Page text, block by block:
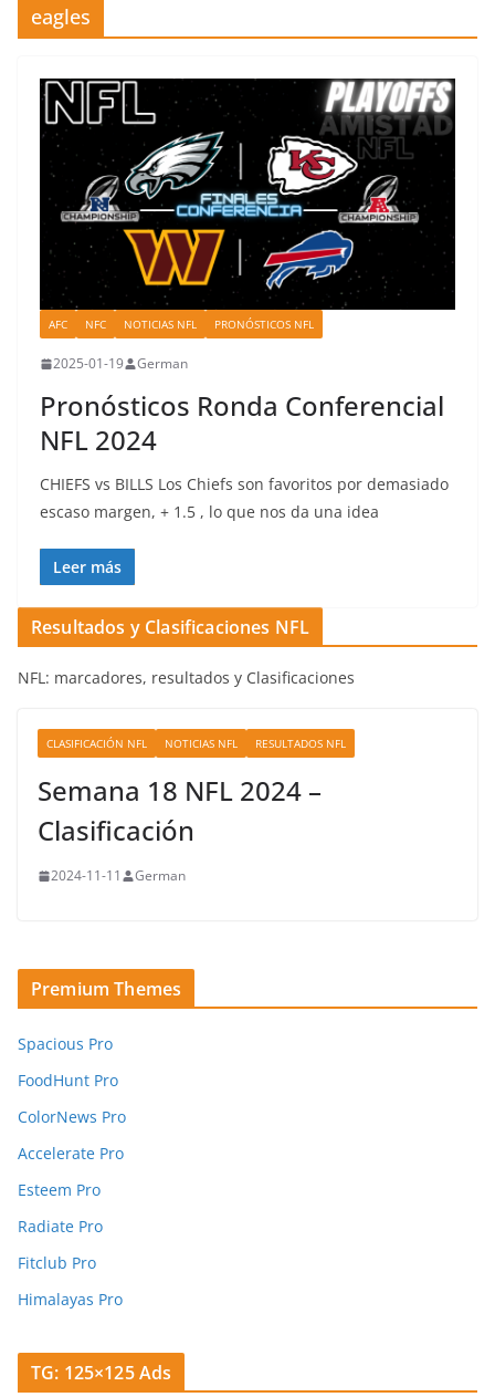
eagles
AFC NFC NOTICIAS NFL PRONÓSTICOS NFL
2025-01-19 German
Pronósticos Ronda Conferencial
NFL 2024
CHIEFS vs BILLS Los Chiefs son favoritos por demasiado
escaso margen, + 1.5 , lo que nos da una idea
Leer más
Resultados y Clasificaciones NFL
NFL: marcadores, resultados y Clasificaciones
CLASIFICACIÓN NFL NOTICIAS NFL RESULTADOS NFL
Semana 18 NFL 2024 –
Clasificación
2024-11-11 German
Premium Themes
Spacious Pro
FoodHunt Pro
ColorNews Pro
Accelerate Pro
Esteem Pro
Radiate Pro
Fitclub Pro
Himalayas Pro
TG: 125×125 Ads